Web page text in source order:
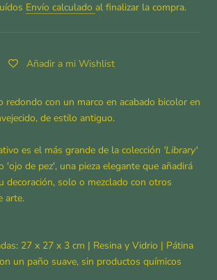
Envío calculado al finalizar la compra.
Añadir a mi Wishlist
redondo con un marco en acabado bicolor en
de estilo antiguo.
es el más grande de la colección 'Library'
'ojo de pez', una pieza elegante que añadirá
decoración, solo o mezclado con otros
arte.
27 x 27 x 3 cm | Resina y Vidrio | Pátina
un paño suave, sin productos químicos